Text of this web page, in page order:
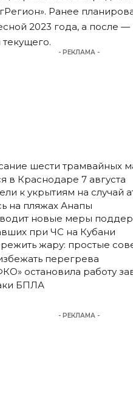
Ранее
2023 года, а после —
текущего.
- РЕКЛАМА -
шести трамвайных
в Краснодаре 7 августа
к укрытиям на случай
на пляжах Анапы
новые меры
при ЧС на Кубани
жару: простые
перегрева
остановила работу
БПЛА
- РЕКЛАМА -